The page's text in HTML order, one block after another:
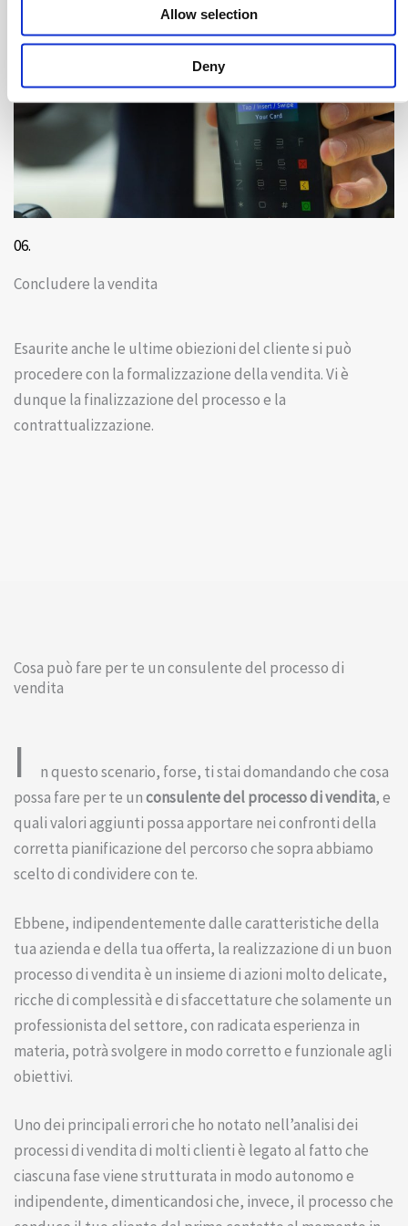
Allow selection
Deny
06.
Concludere la vendita
Esaurite anche le ultime obiezioni del cliente si può
procedere con la formalizzazione della vendita. Vi è
dunque la finalizzazione del processo e la
contrattualizzazione.
Cosa può fare per te un consulente del processo di
vendita
I
n questo scenario, forse, ti stai domandando che cosa
possa fare per te unconsulente del processo di vendita, e
quali valori aggiunti possa apportare nei confronti della
corretta pianificazione del percorso che sopra abbiamo
scelto di condividere con te.
Ebbene, indipendentemente dalle caratteristiche della
tua azienda e della tua offerta, la realizzazione di un buon
processo di vendita è un insieme di azioni molto delicate,
ricche di complessità e di sfaccettature che solamente un
professionista del settore, con radicata esperienza in
materia, potrà svolgere in modo corretto e funzionale agli
obiettivi.
Uno dei principali errori che ho notato nell’analisi dei
processi di vendita di molti clienti è legato al fatto che
ciascuna fase viene strutturata in modo autonomo e
indipendente, dimenticandosi che, invece, il processo che